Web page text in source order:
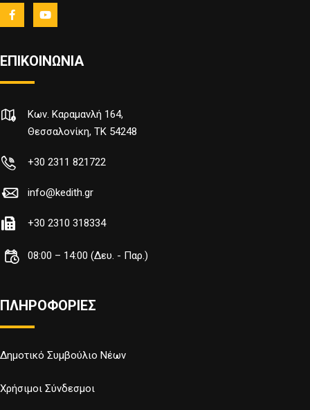
ΕΠΙΚΟΙΝΩΝΙΑ
Κων. Καραμανλή 164,
Θεσσαλονίκη, TK 54248
+30 2311 821722
info@kedith.gr
+30 2310 318334
08:00 – 14:00 (Δευ. - Παρ.)
ΠΛΗΡΟΦΟΡΙΕΣ
Δημοτικό Συμβούλιο Νέων
Χρήσιμοι Σύνδεσμοι